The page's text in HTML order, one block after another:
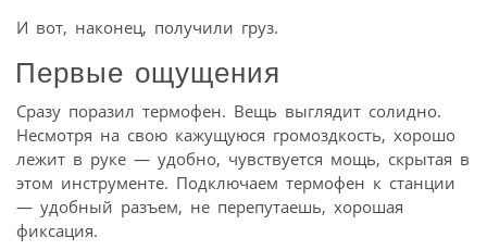
И вот, наконец, получили груз.
Первые ощущения
Сразу поразил термофен. Вещь выглядит солидно.
Несмотря на свою кажущуюся громоздкость, хорошо
лежит в руке — удобно, чувствуется мощь, скрытая в
этом инструменте. Подключаем термофен к станции
— удобный разъем, не перепутаешь, хорошая
фиксация.